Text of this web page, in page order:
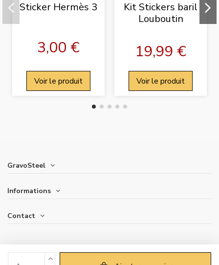
Sticker Hermès 3
3,00 €
Voir le produit
Kit Stickers baril
Louboutin
19,99 €
Voir le produit
GravoSteel
Informations
Contact